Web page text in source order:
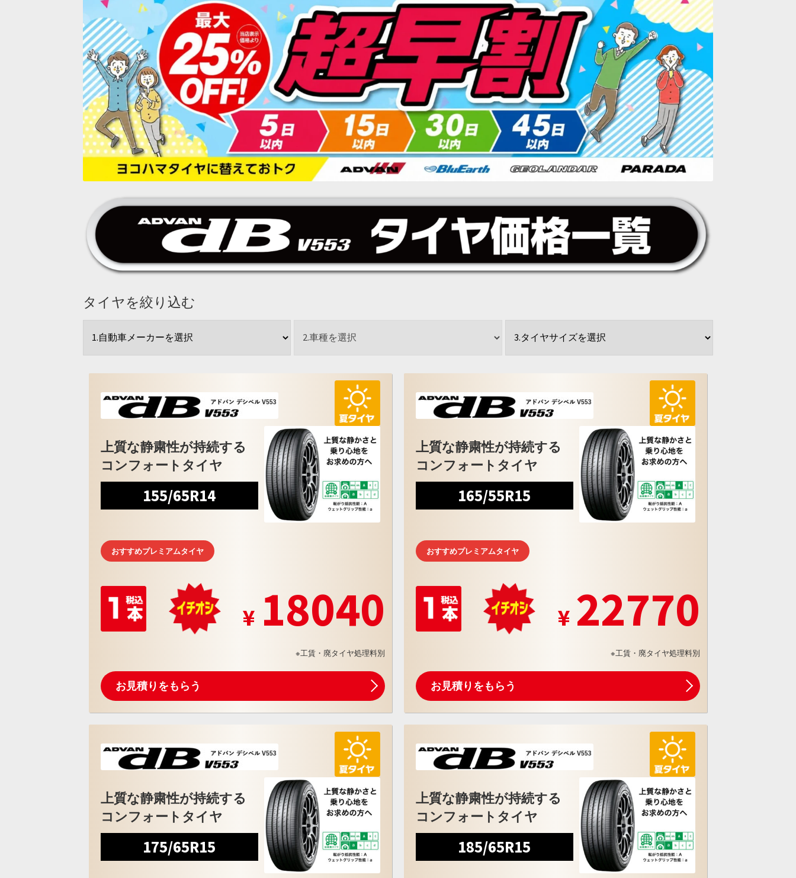
タイヤを絞り込む
上質な静粛性が持続する
コンフォートタイヤ
155/65R14
おすすめプレミアムタイヤ
18040
※工賃・廃タイヤ処理料別
お見積りをもらう
上質な静粛性が持続する
コンフォートタイヤ
165/55R15
おすすめプレミアムタイヤ
22770
※工賃・廃タイヤ処理料別
お見積りをもらう
上質な静粛性が持続する
コンフォートタイヤ
175/65R15
上質な静粛性が持続する
コンフォートタイヤ
185/65R15